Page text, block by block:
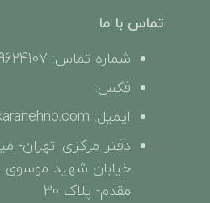
تماس با ما
شماره تماس: 09129624107
فکس:
ایمیل: info@karanehno.com
دفتر مرکزی: تهران-
خیابان شهید
مقدم- پلاک 30